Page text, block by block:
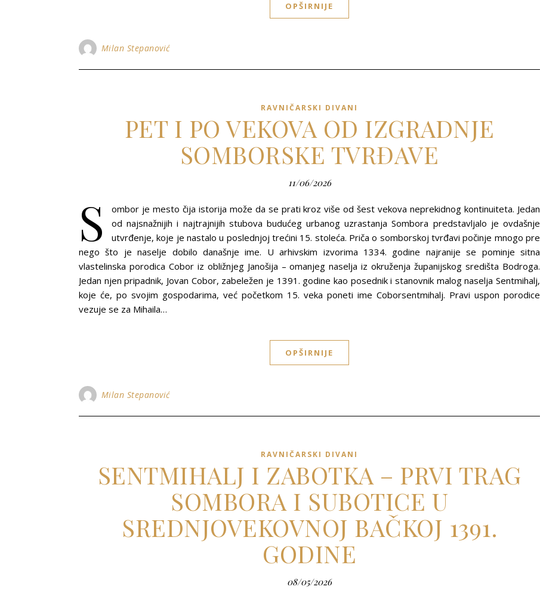
OPŠIRNIJE
Milan Stepanović
RAVNIČARSKI DIVANI
PET I PO VEKOVA OD IZGRADNJE
SOMBORSKE TVRĐAVE
11/06/2026
S
ombor je mesto čija istorija može da se prati kroz više od šest vekova neprekidnog kontinuiteta. Jedan
od najsnažnijih i najtrajnijih stubova budućeg urbanog uzrastanja Sombora predstavljalo je ovdašnje
utvrđenje, koje je nastalo u poslednjoj trećini 15. stoleća. Priča o somborskoj tvrđavi počinje mnogo pre
nego što je naselje dobilo današnje ime. U arhivskim izvorima 1334. godine najranije se pominje sitna
vlastelinska porodica Cobor iz obližnjeg Janošija – omanjeg naselja iz okruženja županijskog središta Bodroga.
Jedan njen pripadnik, Jovan Cobor, zabeležen je 1391. godine kao posednik i stanovnik malog naselja Sentmihalj,
koje će, po svojim gospodarima, već početkom 15. veka poneti ime Coborsentmihalj. Pravi uspon porodice
vezuje se za Mihaila…
OPŠIRNIJE
Milan Stepanović
RAVNIČARSKI DIVANI
SENTMIHALJ I ZABOTKA – PRVI TRAG
SOMBORA I SUBOTICE U
SREDNJOVEKOVNOJ BAČKOJ 1391.
GODINE
08/05/2026